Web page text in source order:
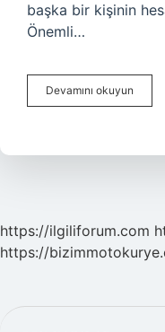
başka bir kişinin
Önemli…
Devamını okuyun
Sonu
Var
https://ilgiliforum.com
https://